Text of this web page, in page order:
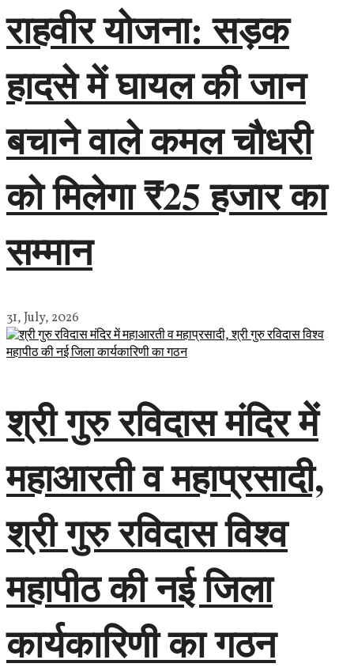
राहवीर योजना: सड़क
हादसे में घायल की जान
बचाने वाले कमल चौधरी
को मिलेगा ₹25 हजार का
सम्मान
31, July, 2026
श्री गुरु रविदास मंदिर में
महाआरती व महाप्रसादी,
श्री गुरु रविदास विश्व
महापीठ की नई जिला
कार्यकारिणी का गठन